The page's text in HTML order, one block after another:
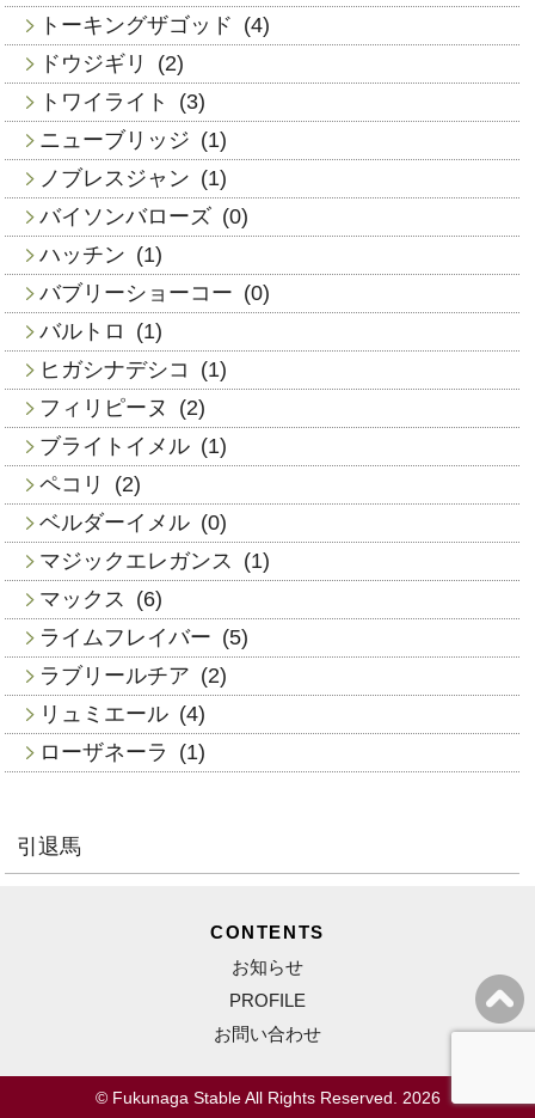
トーキングザゴッド (4)
ドウジギリ
(2)
トワイライト
(3)
ニューブリッジ (1)
ノブレスジャン (1)
バイソンバローズ (0)
ハッチン (1)
バブリーショーコー (0)
バルトロ
(1)
ヒガシナデシコ
(1)
フィリピーヌ
(2)
ブライトイメル (1)
ペコリ
(2)
ベルダーイメル (0)
マジックエレガンス
(1)
マックス
(6)
ライムフレイバー (5)
ラブリールチア (2)
リュミエール (4)
ローザネーラ
(1)
引退馬
CONTENTS
お知らせ
PROFILE
お問い合わせ
© Fukunaga Stable All Rights Reserved. 2026